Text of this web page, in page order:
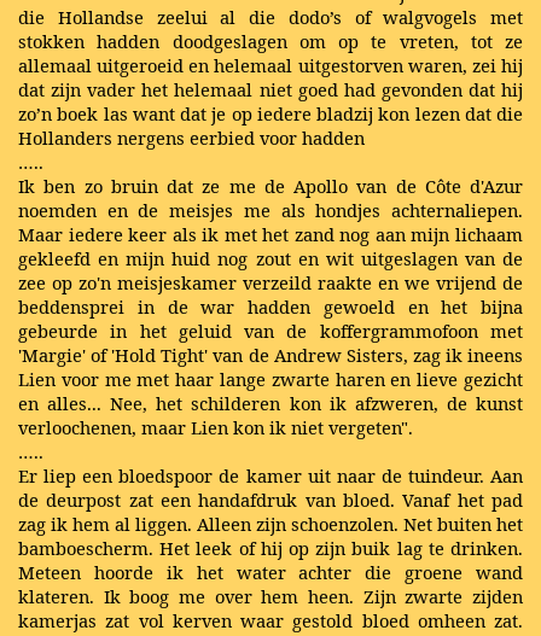
die Hollandse zeelui al die dodo’s of walgvogels met
stokken hadden doodgeslagen om op te vreten, tot ze
allemaal uitgeroeid en helemaal uitgestorven waren, zei hij
dat zijn vader het helemaal niet goed had gevonden dat hij
zo’n boek las want dat je op iedere bladzij kon lezen dat die
Hollanders nergens eerbied voor hadden
…..
Ik ben zo bruin dat ze me de Apollo van de Côte d'Azur
noemden en de meisjes me als hondjes achternaliepen.
Maar iedere keer als ik met het zand nog aan mijn lichaam
gekleefd en mijn huid nog zout en wit uitgeslagen van de
zee op zo'n meisjeskamer verzeild raakte en we vrijend de
beddensprei in de war hadden gewoeld en het bijna
gebeurde in het geluid van de koffergrammofoon met
'Margie' of 'Hold Tight' van de Andrew Sisters, zag ik ineens
Lien voor me met haar lange zwarte haren en lieve gezicht
en alles... Nee, het schilderen kon ik afzweren, de kunst
verloochenen, maar Lien kon ik niet vergeten".
…..
Er liep een bloedspoor de kamer uit naar de tuindeur. Aan
de deurpost zat een handafdruk van bloed. Vanaf het pad
zag ik hem al liggen. Alleen zijn schoenzolen. Net buiten het
bamboescherm. Het leek of hij op zijn buik lag te drinken.
Meteen hoorde ik het water achter die groene wand
klateren. Ik boog me over hem heen. Zijn zwarte zijden
kamerjas zat vol kerven waar gestold bloed omheen zat.